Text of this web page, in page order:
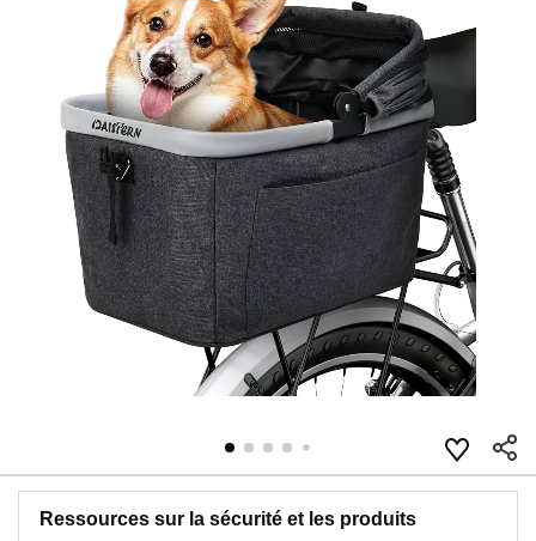
Ressources sur la sécurité et les produits